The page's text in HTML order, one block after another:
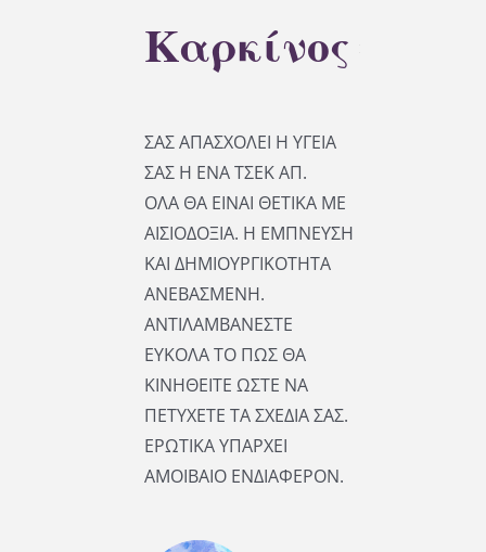
Καρκίνος
ΣΑΣ ΑΠΑΣΧΟΛΕΙ Η ΥΓΕΙΑ
ΣΑΣ Η ΕΝΑ ΤΣΕΚ ΑΠ.
ΟΛΑ ΘΑ ΕΙΝΑΙ ΘΕΤΙΚΑ ΜΕ
ΑΙΣΙΟΔΟΞΙΑ. Η ΕΜΠΝΕΥΣΗ
ΚΑΙ ΔΗΜΙΟΥΡΓΙΚΟΤΗΤΑ
ΑΝΕΒΑΣΜΕΝΗ.
ΑΝΤΙΛΑΜΒΑΝΕΣΤΕ
ΕΥΚΟΛΑ ΤΟ ΠΩΣ ΘΑ
ΚΙΝΗΘΕΙΤΕ ΩΣΤΕ ΝΑ
ΠΕΤΥΧΕΤΕ ΤΑ ΣΧΕΔΙΑ ΣΑΣ.
ΕΡΩΤΙΚΑ ΥΠΑΡΧΕΙ
ΑΜΟΙΒΑΙΟ ΕΝΔΙΑΦΕΡΟΝ.